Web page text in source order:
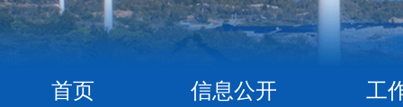
首页 信息公开 工